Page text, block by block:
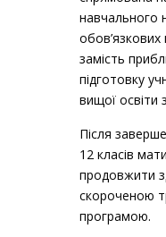
навчального
обов’язкових
замість
підготовку
вищої
Після
12 класів
продовжити
скороченою
програмою.